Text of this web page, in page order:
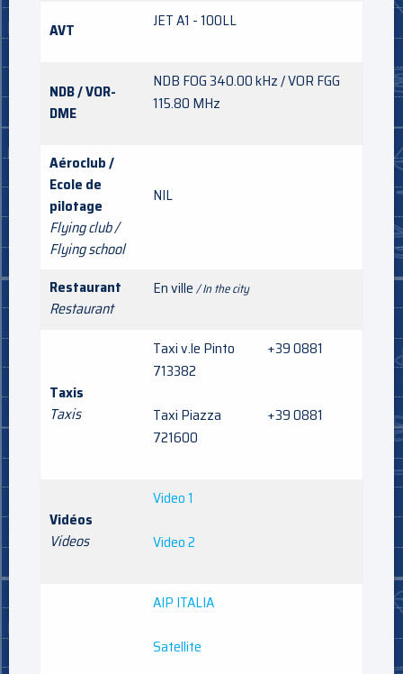
AVT JET A1 - 100LL
NDB / VOR-
DME
NDB FOG 340.00 kHz / VOR FGG
115.80 MHz
Aéroclub /
Ecole de
pilotage
Flying club /
Flying school
NIL
Restaurant
Restaurant
En ville/ In the city
Taxis
Taxis
Taxi v.le Pinto +39 0881
713382
Taxi Piazza +39 0881
721600
Vidéos
Videos
Video 1
Video 2
AIP ITALIA
Satellite